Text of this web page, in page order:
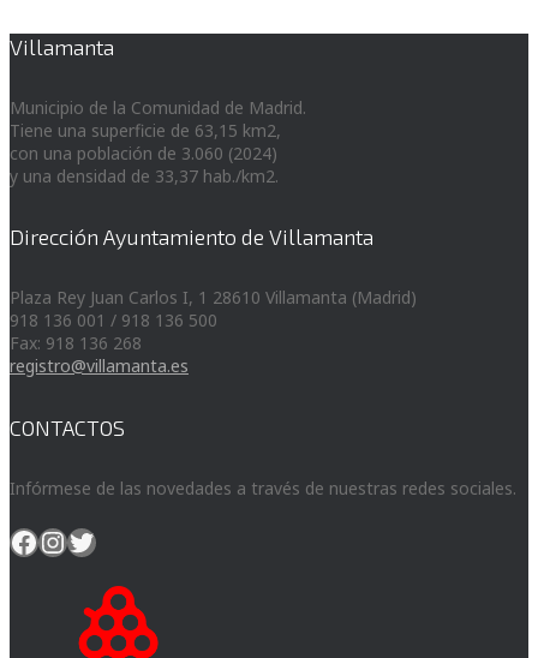
Villamanta
Municipio de la Comunidad de Madrid.
Tiene una superficie de 63,15 km2,
con una población de 3.060 (2024)
y una densidad de 33,37 hab./km2.
Dirección Ayuntamiento de Villamanta
Plaza Rey Juan Carlos I, 1 28610 Villamanta (Madrid)
918 136 001 / 918 136 500
Fax: 918 136 268
registro@villamanta.es
CONTACTOS
Infórmese de las novedades a través de nuestras redes sociales.
Facebook
Instagram
Twitter